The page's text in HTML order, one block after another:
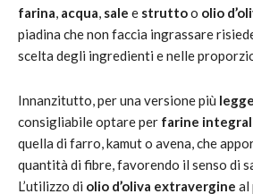
farina, acqua, sale e struttoo olio
piadina che non faccia ingrassare
scelta degli ingredienti e nelle
Innanzitutto, per una versione più
consigliabile optare per farine
quella di farro, kamut o avena, che
quantità di fibre, favorendo il senso di
L’utilizzo di olio d’oliva extravergine al